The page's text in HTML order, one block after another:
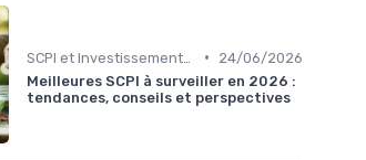
•
24/06/2026
Meilleures SCPI à surveiller en 2026 :
tendances, conseils et perspectives